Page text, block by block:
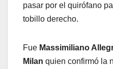
pasar por el quirófano
tobillo derecho.
Fue Massimiliano
Milan quien confirmó la